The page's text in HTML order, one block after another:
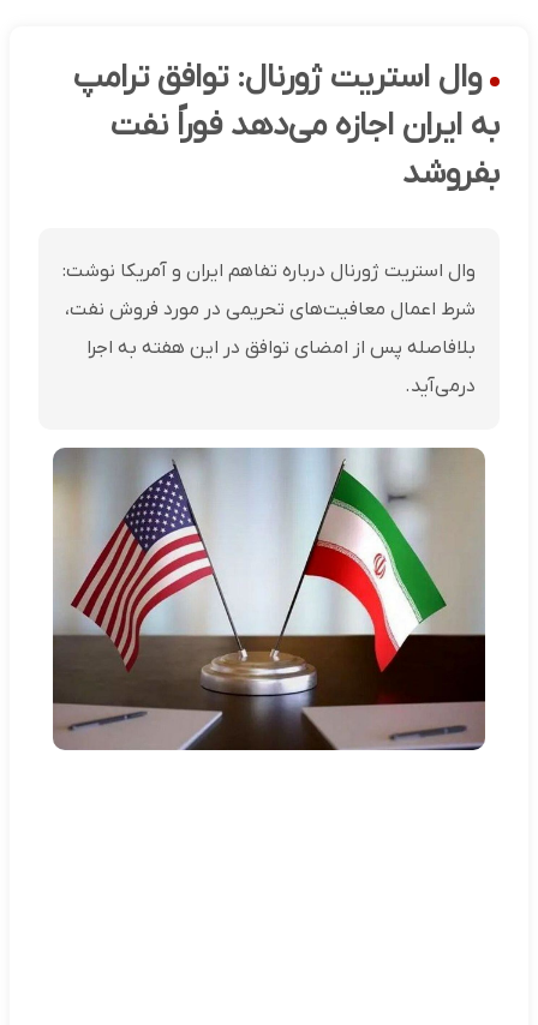
وال استریت ژورنال: توافق ترامپ
به ایران اجازه می‌دهد فوراً نفت
بفروشد
وال استریت ژورنال درباره تفاهم ایران و آمریکا نوشت:
شرط اعمال معافیت‌های تحریمی در مورد فروش نفت،
بلافاصله پس از امضای توافق در این هفته به اجرا
درمی‌آید.